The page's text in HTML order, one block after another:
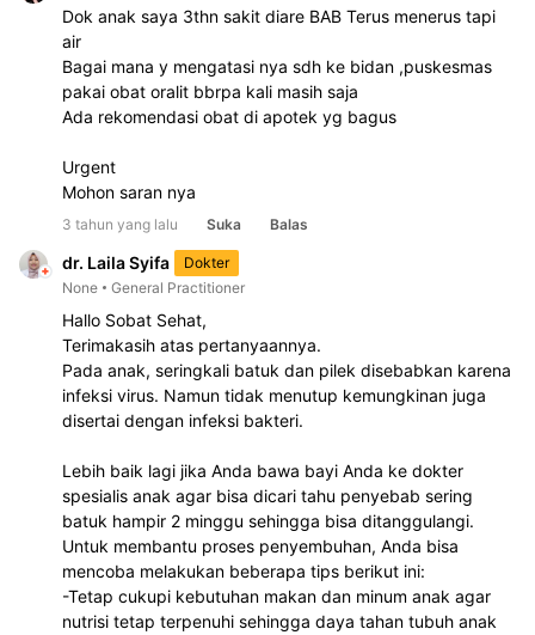
Dok anak saya 3thn sakit diare BAB Terus menerus tapi
air
Bagai mana y mengatasi nya sdh ke bidan ,puskesmas
pakai obat oralit bbrpa kali masih saja
Ada rekomendasi obat di apotek yg bagus
Urgent
Mohon saran nya
3 tahun yang lalu Suka Balas
dr. Laila Syifa
Dokter
None
General Practitioner
Hallo Sobat Sehat,
Terimakasih atas pertanyaannya.
Pada anak, seringkali batuk dan pilek disebabkan karena
infeksi virus. Namun tidak menutup kemungkinan juga
disertai dengan infeksi bakteri.
Lebih baik lagi jika Anda bawa bayi Anda ke dokter
spesialis anak agar bisa dicari tahu penyebab sering
batuk hampir 2 minggu sehingga bisa ditanggulangi.
Untuk membantu proses penyembuhan, Anda bisa
mencoba melakukan beberapa tips berikut ini:
-Tetap cukupi kebutuhan makan dan minum anak agar
nutrisi tetap terpenuhi sehingga daya tahan tubuh anak